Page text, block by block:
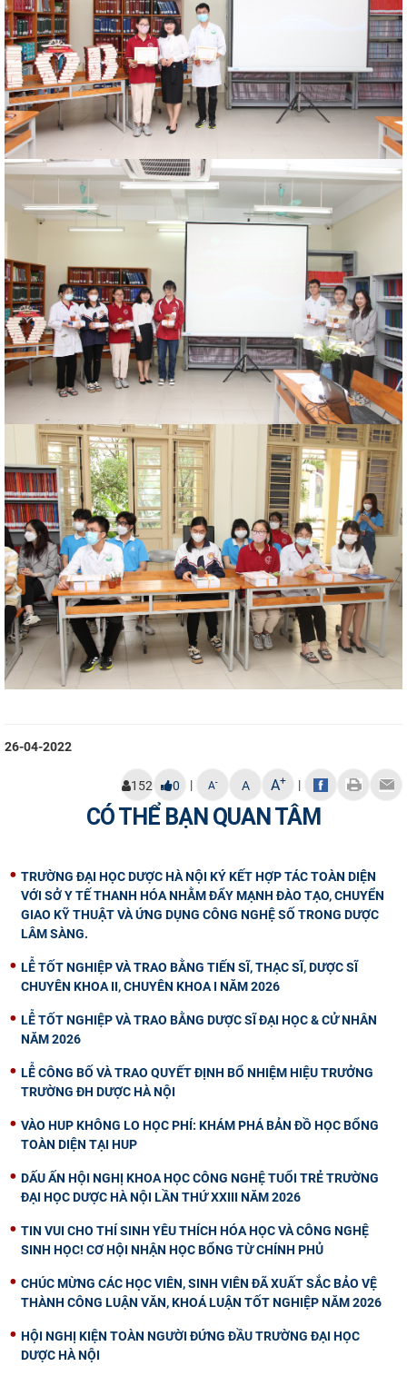
26-04-2022
152 0 | A- A A+ |
CÓ THỂ BẠN QUAN TÂM
TRƯỜNG ĐẠI HỌC DƯỢC HÀ NỘI KÝ KẾT HỢP TÁC TOÀN DIỆN
VỚI SỞ Y TẾ THANH HÓA NHẰM ĐẨY MẠNH ĐÀO TẠO, CHUYỂN
GIAO KỸ THUẬT VÀ ỨNG DỤNG CÔNG NGHỆ SỐ TRONG DƯỢC
LÂM SÀNG.
LỄ TỐT NGHIỆP VÀ TRAO BẰNG TIẾN SĨ, THẠC SĨ, DƯỢC SĨ
CHUYÊN KHOA II, CHUYÊN KHOA I NĂM 2026
LỄ TỐT NGHIỆP VÀ TRAO BẰNG DƯỢC SĨ ĐẠI HỌC & CỬ NHÂN
NĂM 2026
LỄ CÔNG BỐ VÀ TRAO QUYẾT ĐỊNH BỔ NHIỆM HIỆU TRƯỞNG
TRƯỜNG ĐH DƯỢC HÀ NỘI
VÀO HUP KHÔNG LO HỌC PHÍ: KHÁM PHÁ BẢN ĐỒ HỌC BỔNG
TOÀN DIỆN TẠI HUP
DẤU ẤN HỘI NGHỊ KHOA HỌC CÔNG NGHỆ TUỔI TRẺ TRƯỜNG
ĐẠI HỌC DƯỢC HÀ NỘI LẦN THỨ XXIII NĂM 2026
TIN VUI CHO THÍ SINH YÊU THÍCH HÓA HỌC VÀ CÔNG NGHỆ
SINH HỌC! CƠ HỘI NHẬN HỌC BỔNG TỪ CHÍNH PHỦ
CHÚC MỪNG CÁC HỌC VIÊN, SINH VIÊN ĐÃ XUẤT SẮC BẢO VỆ
THÀNH CÔNG LUẬN VĂN, KHOÁ LUẬN TỐT NGHIỆP NĂM 2026
HỘI NGHỊ KIỆN TOÀN NGƯỜI ĐỨNG ĐẦU TRƯỜNG ĐẠI HỌC
DƯỢC HÀ NỘI